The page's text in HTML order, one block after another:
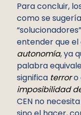
Para concluir,
como se
entender que
autonomía, ya
palabra
significa terroro
imposibilidad
CEN no